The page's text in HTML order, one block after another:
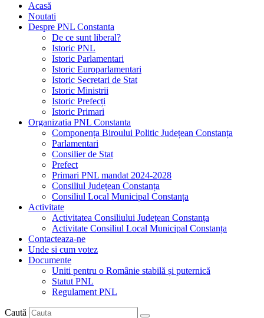
Acasă
Noutati
Despre PNL Constanta
De ce sunt liberal?
Istoric PNL
Istoric Parlamentari
Istoric Europarlamentari
Istoric Secretari de Stat
Istoric Ministrii
Istoric Prefecți
Istoric Primari
Organizatia PNL Constanta
Componența Biroului Politic Județean Constanța
Parlamentari
Consilier de Stat
Prefect
Primari PNL mandat 2024-2028
Consiliul Județean Constanța
Consiliul Local Municipal Constanța
Activitate
Activitatea Consiliului Județean Constanța
Activitate Consiliul Local Municipal Constanța
Contacteaza-ne
Unde si cum votez
Documente
Uniti pentru o Românie stabilă și puternică
Statut PNL
Regulament PNL
Caută